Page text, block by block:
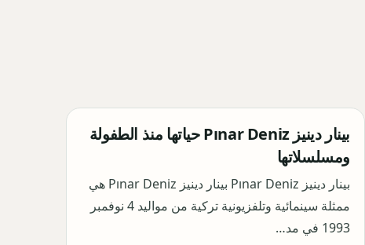
بينار دينيز Pınar Deniz حياتها منذ الطفولة
ومسلسلاتها
بينار دينيز Pınar Deniz بينار دينيز Pınar Deniz هي
ممثلة سينمائية وتلفزيونية تركية من مواليد 4 نوفمبر
1993 في مد…